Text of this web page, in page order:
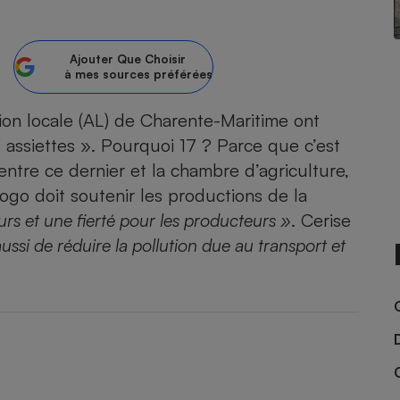
Ajouter Que Choisir
à mes sources préférées
locale (AL) de Charente-Maritime ont
». Pourquoi 17 ? Parce que c’est
ce dernier et la chambre d’agriculture,
doit soutenir les productions de la
et une fierté pour les producteurs ». Cerise
de réduire la pollution due au transport et
sèche-linge
congélateur
mobile
Panneaux
photovoltaïques
smartphone
multifonction
portable
nettoyeur haute
robot
mutuelle
des devis d’opticiens
Obsèques - Pompes
funèbres